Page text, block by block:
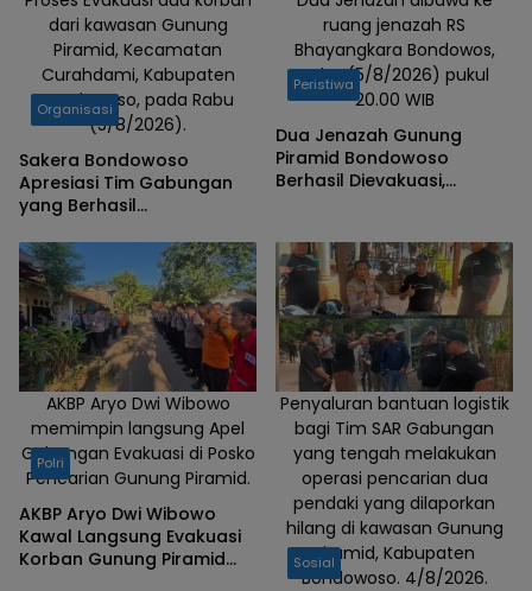
dari kawasan Gunung
Piramid, Kecamatan
Curahdami, Kabupaten
Bondowoso, pada Rabu
(5/8/2026).
Organisasi
Sakera Bondowoso
Apresiasi Tim Gabungan
yang Berhasil
Gunung Piramid
ruang jenazah RS
Bhayangkara Bondowos,
Rabu (5/8/2026) pukul
20.00 WIB
Peristiwa
Dua Jenazah Gunung
Piramid Bondowoso
Berhasil Dievakuasi,
AKBP Aryo Dwi Wibowo
memimpin langsung Apel
Gabungan Evakuasi di Posko
Pencarian Gunung Piramid.
Polri
AKBP Aryo Dwi Wibowo
Kawal Langsung Evakuasi
Korban Gunung Piramid
Penyaluran bantuan logistik
bagi Tim SAR Gabungan
yang tengah melakukan
operasi pencarian dua
pendaki yang dilaporkan
hilang di kawasan Gunung
Piramid, Kabupaten
Bondowoso. 4/8/2026.
Sosial